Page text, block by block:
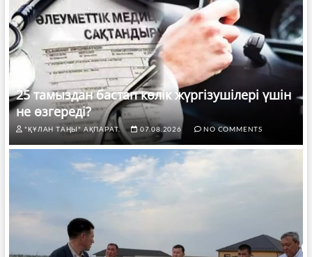
25 тамыздан бастап көлік жүргізушілері үшін
не өзгереді?
"ҚҰЛАН ТАҢЫ" АҚПАРАТ. 07.08.2026 NO COMMENTS